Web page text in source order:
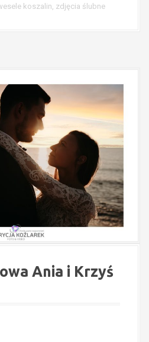
koszalin zdjęcia ślubne
Ania i Krzyś